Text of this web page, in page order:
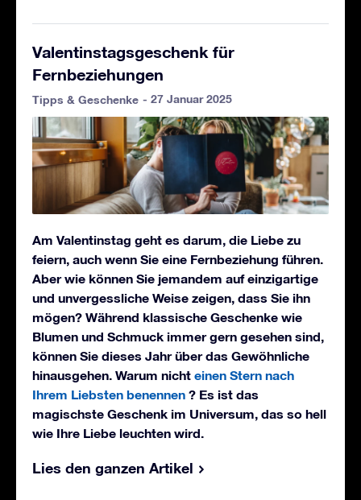
Valentinstagsgeschenk für
Fernbeziehungen
Tipps & Geschenke - 27 Januar 2025
Am Valentinstag geht es darum, die Liebe zu
feiern, auch wenn Sie eine Fernbeziehung führen.
Aber wie können Sie jemandem auf einzigartige
und unvergessliche Weise zeigen, dass Sie ihn
mögen? Während klassische Geschenke wie
Blumen und Schmuck immer gern gesehen sind,
können Sie dieses Jahr über das Gewöhnliche
hinausgehen. Warum nicht einen Stern nach
Ihrem Liebsten benennen ? Es ist das
magischste Geschenk im Universum, das so hell
wie Ihre Liebe leuchten wird.
Lies den ganzen Artikel